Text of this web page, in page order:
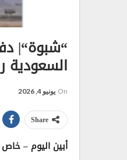
“شبوة“|
السعودية
On يونيو 4, 2026
Share
أبين اليوم – خاص